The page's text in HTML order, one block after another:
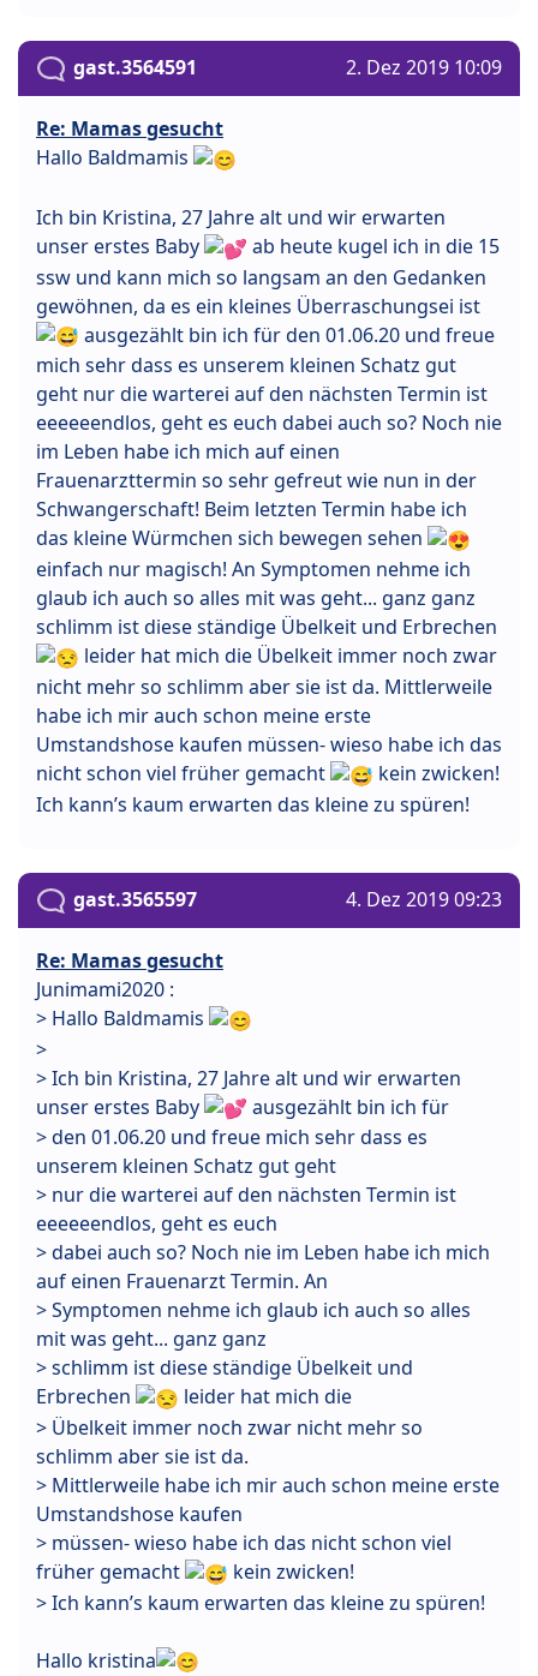
gast.3564591 2. Dez 2019 10:09
Re: Mamas gesucht
Hallo Baldmamis
Ich bin Kristina, 27 Jahre alt und wir erwarten
unser erstes Baby
ab heute kugel ich in die 15
ssw und kann mich so langsam an den Gedanken
gewöhnen, da es ein kleines Überraschungsei ist
ausgezählt bin ich für den 01.06.20 und freue
mich sehr dass es unserem kleinen Schatz gut
geht nur die warterei auf den nächsten Termin ist
eeeeeendlos, geht es euch dabei auch so? Noch nie
im Leben habe ich mich auf einen
Frauenarzttermin so sehr gefreut wie nun in der
Schwangerschaft! Beim letzten Termin habe ich
das kleine Würmchen sich bewegen sehen
einfach nur magisch! An Symptomen nehme ich
glaub ich auch so alles mit was geht... ganz ganz
schlimm ist diese ständige Übelkeit und Erbrechen
leider hat mich die Übelkeit immer noch zwar
nicht mehr so schlimm aber sie ist da. Mittlerweile
habe ich mir auch schon meine erste
Umstandshose kaufen müssen- wieso habe ich das
nicht schon viel früher gemacht
kein zwicken!
Ich kann’s kaum erwarten das kleine zu spüren!
gast.3565597 4. Dez 2019 09:23
Re: Mamas gesucht
Junimami2020 :
> Hallo Baldmamis
>
> Ich bin Kristina, 27 Jahre alt und wir erwarten
unser erstes Baby
ausgezählt bin ich für
> den 01.06.20 und freue mich sehr dass es
unserem kleinen Schatz gut geht
> nur die warterei auf den nächsten Termin ist
eeeeeendlos, geht es euch
> dabei auch so? Noch nie im Leben habe ich mich
auf einen Frauenarzt Termin. An
> Symptomen nehme ich glaub ich auch so alles
mit was geht... ganz ganz
> schlimm ist diese ständige Übelkeit und
Erbrechen
leider hat mich die
> Übelkeit immer noch zwar nicht mehr so
schlimm aber sie ist da.
> Mittlerweile habe ich mir auch schon meine erste
Umstandshose kaufen
> müssen- wieso habe ich das nicht schon viel
früher gemacht
kein zwicken!
> Ich kann’s kaum erwarten das kleine zu spüren!
Hallo kristina